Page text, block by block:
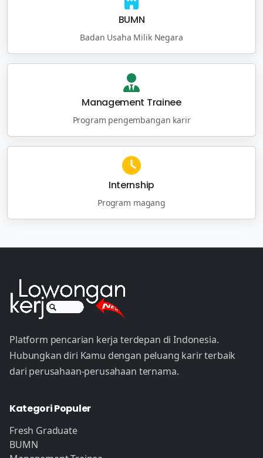
BUMN
Badan Usaha Milik Negara
Management Trainee
Program pengembangan karir
Internship
Program magang
Platform pencarian kerja terdepan di Indonesia.
Hubungkan diri Kamu dengan peluang karir terbaik
dari perusahaan-perusahaan ternama.
Kategori Populer
Fresh Graduate
BUMN